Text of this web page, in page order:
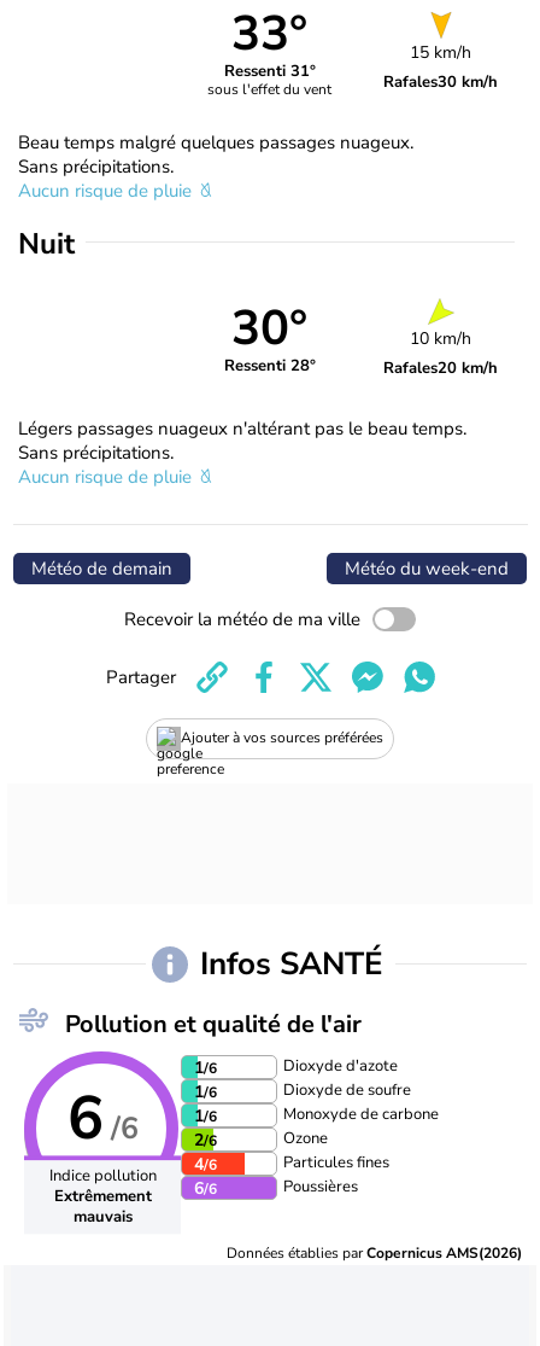
33°
Ressenti 31°
sous l'effet du vent
15 km/h
Rafales30 km/h
Beau temps malgré quelques passages nuageux.
Sans précipitations.
Aucun risque de pluie
Nuit
30°
Ressenti 28°
10 km/h
Rafales20 km/h
Légers passages nuageux n'altérant pas le beau temps.
Sans précipitations.
Aucun risque de pluie
Météo de demain Météo du week-end
Recevoir la météo de ma ville
Ajouter à vos sources préférées
Partager
Infos SANTÉ
Pollution et qualité de l'air
6 /6
Indice pollution
Extrêmement
mauvais
1/6 Dioxyde d'azote
1/6 Dioxyde de soufre
1/6 Monoxyde de carbone
2/6 Ozone
4/6 Particules fines
6/6 Poussières
Données établies parCopernicus AMS(2026)